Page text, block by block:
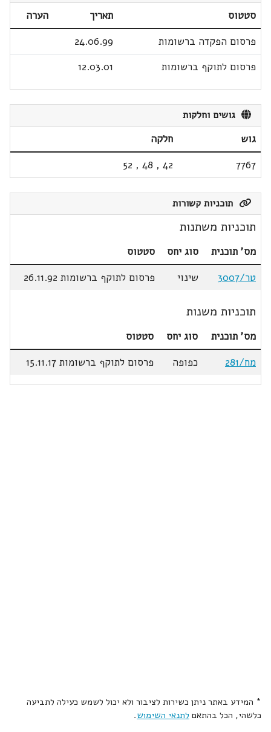
סטטוס תאריך
הערה
פרסום הפקדה ברשומות
24.06.99
פרסום לתוקף ברשומות
12.03.01
גושים וחלקות
גוש
חלקה
7767
42
,
48
,
52
תוכניות קשורות
תוכניות משתנות
מס' תוכנית סוג יחס
סטטוס
טר/3007
שינוי פרסום לתוקף ברשומות 26.11.92
תוכניות משנות
מס' תוכנית סוג יחס
סטטוס
מח/281
כפופה פרסום לתוקף ברשומות 15.11.17
* המידע באתר ניתן כשירות לציבור ולא יכול לשמש כעילה לתביעה
כלשהי, הכל בהתאם לתנאי השימוש.